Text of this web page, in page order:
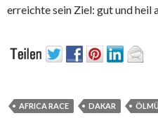
erreichte sein Ziel: gut und heil
AFRICA RACE DAKAR